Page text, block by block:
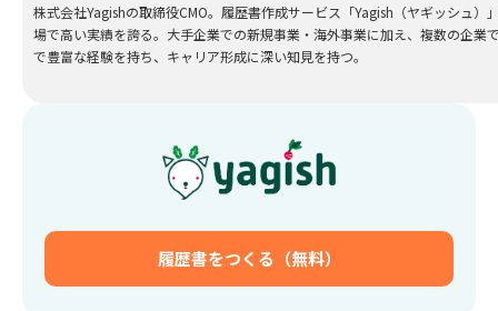
株式会社Yagishの取締役CMO。履歴書作成サービス「Yagish（ヤギッシュ
場で高い実績を誇る。大手企業での新規事業・海外事業に加え、複数の企
で豊富な経験を持ち、キャリア形成に深い知見を持つ。
履歴書をつくる（無料）